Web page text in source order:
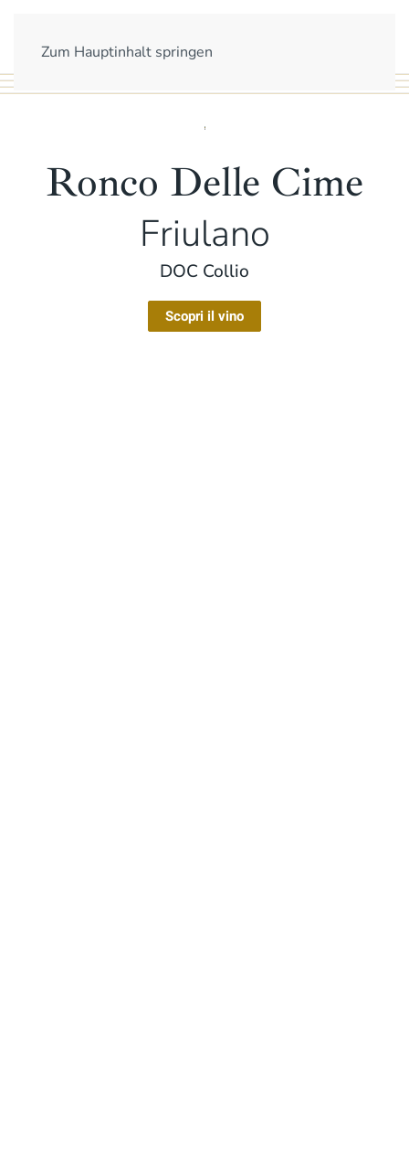
Zum Hauptinhalt springen
Ronco Delle Cime
Friulano
DOC Collio
Scopri il vino